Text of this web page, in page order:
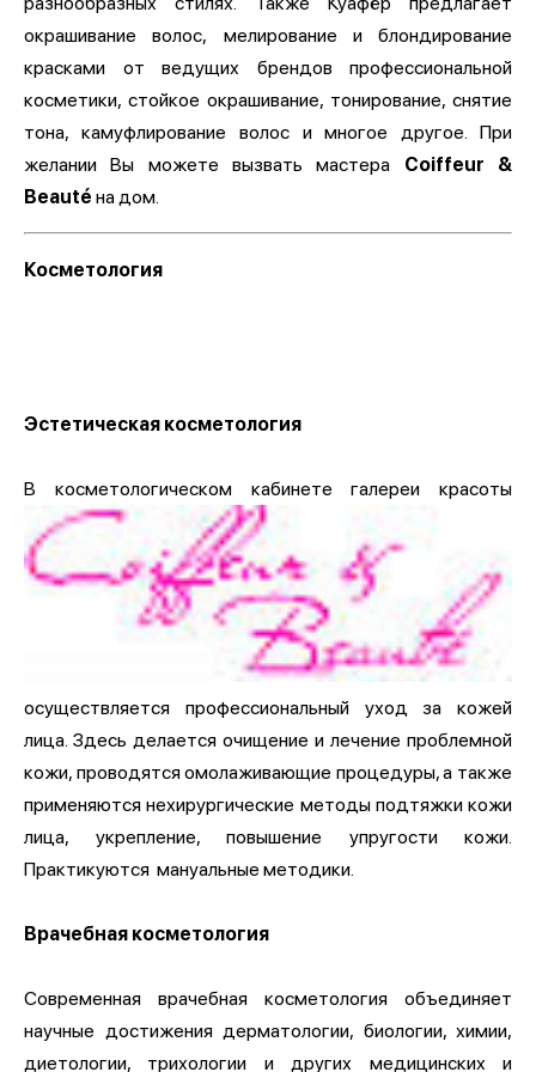
окрашивание волос, мелирование и блондирование
красками от ведущих брендов профессиональной
косметики, стойкое окрашивание, тонирование, снятие
тона, камуфлирование волос и многое другое. При
желании Вы можете вызвать мастера Coiffeur &
Beauté на дом.
Косметология
Эстетическая косметология
В косметологическом кабинете галереи красоты
осуществляется профессиональный уход за кожей
лица. Здесь делается очищение и лечение проблемной
кожи, проводятся омолаживающие процедуры, а также
применяются нехирургические методы подтяжки кожи
лица, укрепление, повышение упругости кожи.
Практикуются мануальные методики.
Врачебная косметология
Современная врачебная косметология объединяет
научные достижения дерматологии, биологии, химии,
диетологии, трихологии и других медицинских и